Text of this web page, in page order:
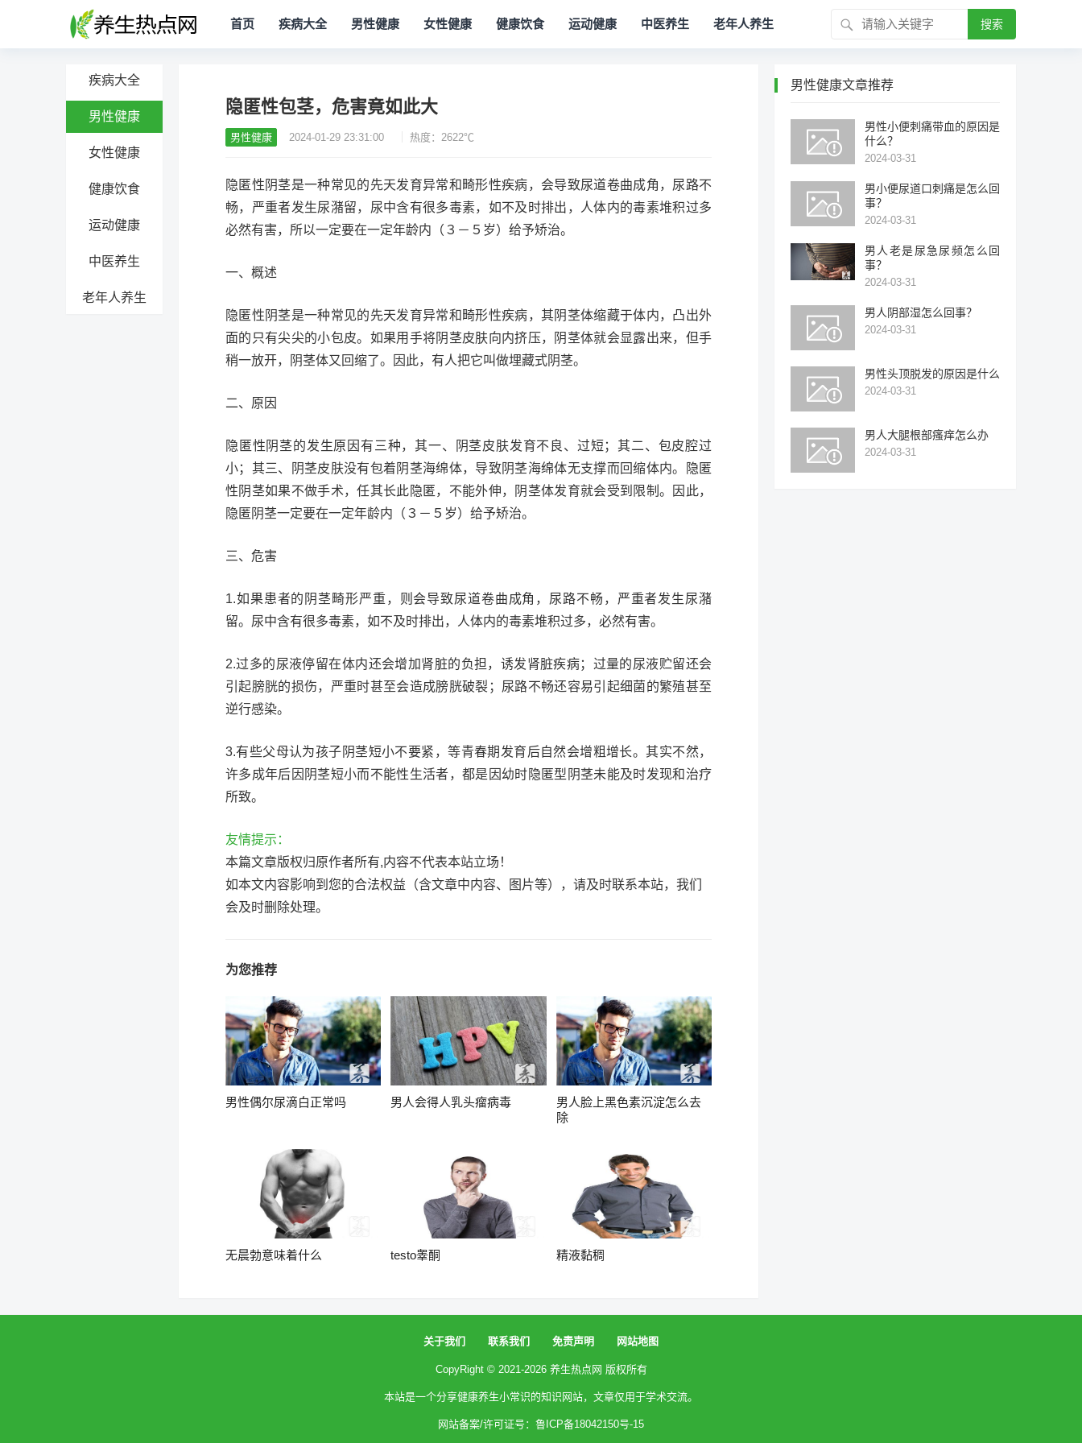
首页 疾病大全 男性健康 女性健康 健康饮食 运动健康 中医养生 老年人养生 搜索
疾病大全
男性健康
女性健康
健康饮食
运动健康
中医养生
老年人养生
隐匿性包茎，危害竟如此大
男性健康 2024-01-29 23:31:00 热度：2622℃
隐匿性阴茎是一种常见的先天发育异常和畸形性疾病，会导致尿道卷曲成角，尿路不
畅，严重者发生尿潴留，尿中含有很多毒素，如不及时排出，人体内的毒素堆积过多
必然有害，所以一定要在一定年龄内（３－５岁）给予矫治。
一、概述
隐匿性阴茎是一种常见的先天发育异常和畸形性疾病，其阴茎体缩藏于体内，凸出外
面的只有尖尖的小包皮。如果用手将阴茎皮肤向内挤压，阴茎体就会显露出来，但手
稍一放开，阴茎体又回缩了。因此，有人把它叫做埋藏式阴茎。
二、原因
隐匿性阴茎的发生原因有三种，其一、阴茎皮肤发育不良、过短；其二、包皮腔过
小；其三、阴茎皮肤没有包着阴茎海绵体，导致阴茎海绵体无支撑而回缩体内。隐匿
性阴茎如果不做手术，任其长此隐匿，不能外伸，阴茎体发育就会受到限制。因此，
隐匿阴茎一定要在一定年龄内（３－５岁）给予矫治。
三、危害
1.如果患者的阴茎畸形严重，则会导致尿道卷曲成角，尿路不畅，严重者发生尿潴
留。尿中含有很多毒素，如不及时排出，人体内的毒素堆积过多，必然有害。
2.过多的尿液停留在体内还会增加肾脏的负担，诱发肾脏疾病；过量的尿液贮留还会
引起膀胱的损伤，严重时甚至会造成膀胱破裂；尿路不畅还容易引起细菌的繁殖甚至
逆行感染。
3.有些父母认为孩子阴茎短小不要紧，等青春期发育后自然会增粗增长。其实不然，
许多成年后因阴茎短小而不能性生活者，都是因幼时隐匿型阴茎未能及时发现和治疗
所致。
友情提示：
本篇文章版权归原作者所有,内容不代表本站立场！
如本文内容影响到您的合法权益（含文章中内容、图片等），请及时联系本站，我们
会及时删除处理。
为您推荐
男性偶尔尿滴白正常吗 男人会得人乳头瘤病毒
男人脸上黑色素沉淀怎么去
除
无晨勃意味着什么 testo睾酮 精液黏稠
男性健康文章推荐
男性小便刺痛带血的原因是
什么？
2024-03-31
男小便尿道口刺痛是怎么回
事？
2024-03-31
男人老是尿急尿频怎么回
事？
2024-03-31
男人阴部湿怎么回事？
2024-03-31
男性头顶脱发的原因是什么
2024-03-31
男人大腿根部瘙痒怎么办
2024-03-31
关于我们 联系我们 免责声明 网站地图
CopyRight © 2021-2026 养生热点网 版权所有
本站是一个分享健康养生小常识的知识网站，文章仅用于学术交流。
网站备案/许可证号：鲁ICP备18042150号-15